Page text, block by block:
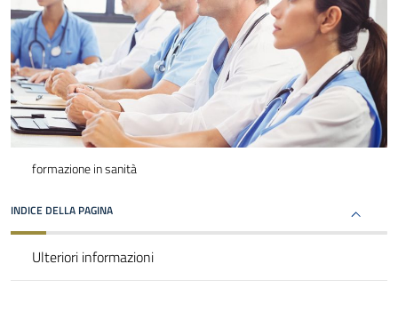
formazione in sanità
INDICE DELLA PAGINA
Ulteriori informazioni